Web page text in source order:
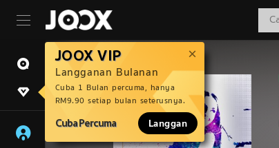
JOOX VIP
Langganan Bulanan
Cuba 1 Bulan percuma, hanya
RM9.90 setiap bulan seterusnya.
Cuba Percuma Langgan